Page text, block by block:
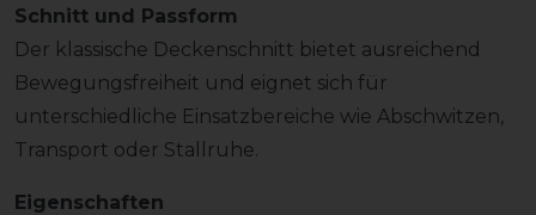
Schnitt und Passform
Der klassische Deckenschnitt bietet ausreichend
Bewegungsfreiheit und eignet sich für
unterschiedliche Einsatzbereiche wie Abschwitzen,
Transport oder Stallruhe.
Eigenschaften